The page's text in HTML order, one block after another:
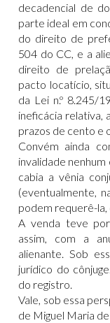
decadencial de
parte ideal em
do direito de
504 do CC, e a
direito de
pacto locatício,
da Lei n.º 8.245/
ineficácia relativa,
prazos de cento e
Convém ainda
invalidade
cabia a vênia
(eventualmente,
podem requerê-
A venda teve
assim, com a
alienante. Sob
jurídico do
do registro.
Vale, sob essa
de Miguel Maria